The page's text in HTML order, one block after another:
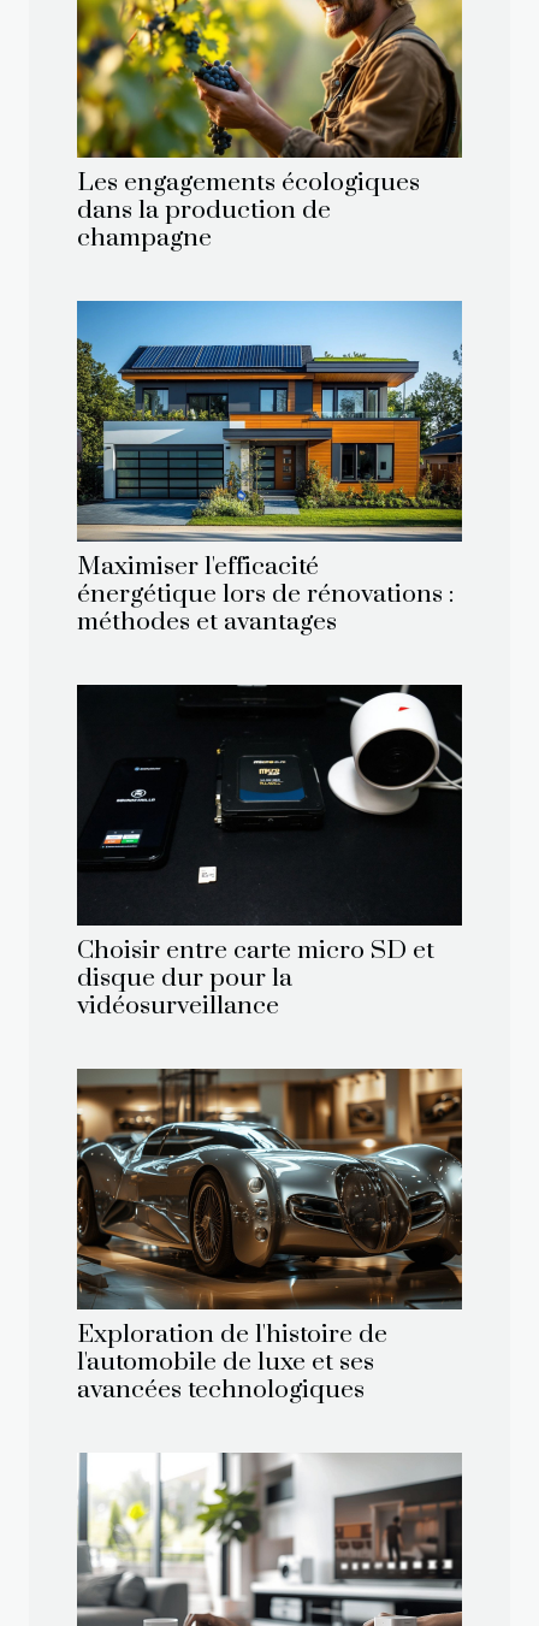
Les engagements écologiques
dans la production de
champagne
Maximiser l'efficacité
énergétique lors de rénovations :
méthodes et avantages
Choisir entre carte micro SD et
disque dur pour la
vidéosurveillance
Exploration de l'histoire de
l'automobile de luxe et ses
avancées technologiques